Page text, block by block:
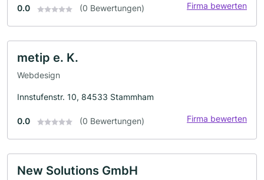
0.0 (0 Bewertungen) Firma bewerten
metip e. K.
Webdesign
Innstufenstr. 10, 84533 Stammham
0.0 (0 Bewertungen) Firma bewerten
New Solutions GmbH